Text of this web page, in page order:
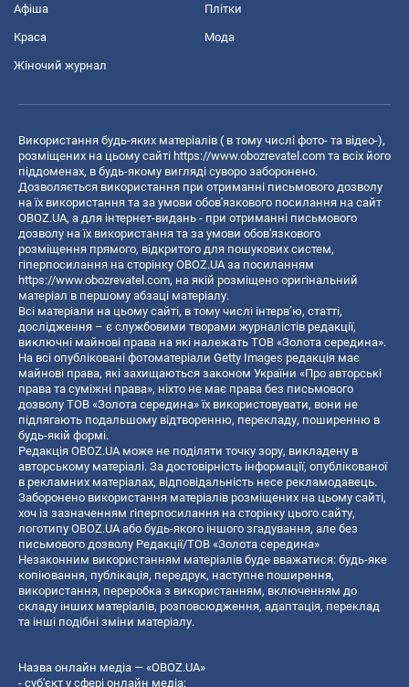
Афіша Плітки
Краса Мода
Жіночий журнал
Використання будь-яких матеріалів ( в тому числі фото- та відео-),
розміщених на цьому сайті https://www.obozrevatel.com та всіх його
піддоменах, в будь-якому вигляді суворо заборонено.
Дозволяється використання при отриманні письмового дозволу
на їх використання та за умови обов'язкового посилання на сайт
OBOZ.UA, а для інтернет-видань - при отриманні письмового
дозволу на їх використання та за умови обов'язкового
розміщення прямого, відкритого для пошукових систем,
гіперпосилання на сторінку OBOZ.UA за посиланням
https://www.obozrevatel.com, на якій розміщено оригінальний
матеріал в першому абзаці матеріалу.
Всі матеріали на цьому сайті, в тому числі інтерв’ю, статті,
дослідження – є службовими творами журналістів редакції,
виключні майнові права на які належать ТОВ «Золота середина».
На всі опубліковані фотоматеріали Getty Images редакція має
майнові права, які захищаються законом України «Про авторські
права та суміжні права», ніхто не має права без письмового
дозволу ТОВ «Золота середина» їх використовувати, вони не
підлягають подальшому відтворенню, перекладу, поширенню в
будь-якій формі.
Редакція OBOZ.UA може не поділяти точку зору, викладену в
авторському матеріалі. За достовірність інформації, опублікованої
в рекламних матеріалах, відповідальність несе рекламодавець.
Заборонено використання матеріалів розміщених на цьому сайті,
хоч із зазначенням гіперпосилання на сторінку цього сайту,
логотипу OBOZ.UA або будь-якого іншого згадування, але без
письмового дозволу Редакції/ТОВ «Золота середина»
Незаконним використанням матеріалів буде вважатися: будь-яке
копiювання, публiкацiя, передрук, наступне поширення,
використання, переробка з використанням, включенням до
складу інших матеріалів, розповсюдження, адаптація, переклад
та інші подібні зміни матеріалу.
Назва онлайн медіа — «OBOZ.UA»
- суб'єкт у сфері онлайн медіа;